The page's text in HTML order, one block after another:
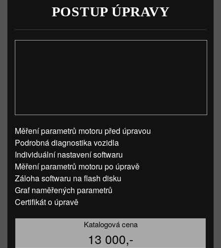
POSTUP ÚPRAVY
Měření parametrů motoru před úpravou
Podrobná diagnostika vozidla
Individuální nastavení softwaru
Měření parametrů motoru po úpravě
Záloha softwaru na flash disku
Graf naměřených parametrů
Certifikát o úpravě
Katalogová cena
13 000,-